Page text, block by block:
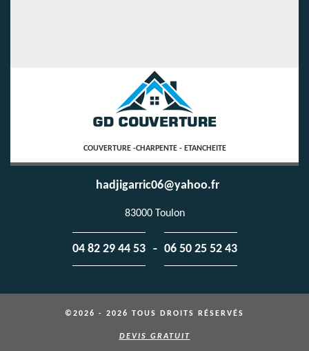
COUVERTURE -CHARPENTE - ETANCHEITE
hadjigarric06@yahoo.fr
83000 Toulon
04 82 29 44 53 - 06 50 25 52 43
©2026 - 2026 TOUS DROITS RÉSERVÉS
DEVIS GRATUIT